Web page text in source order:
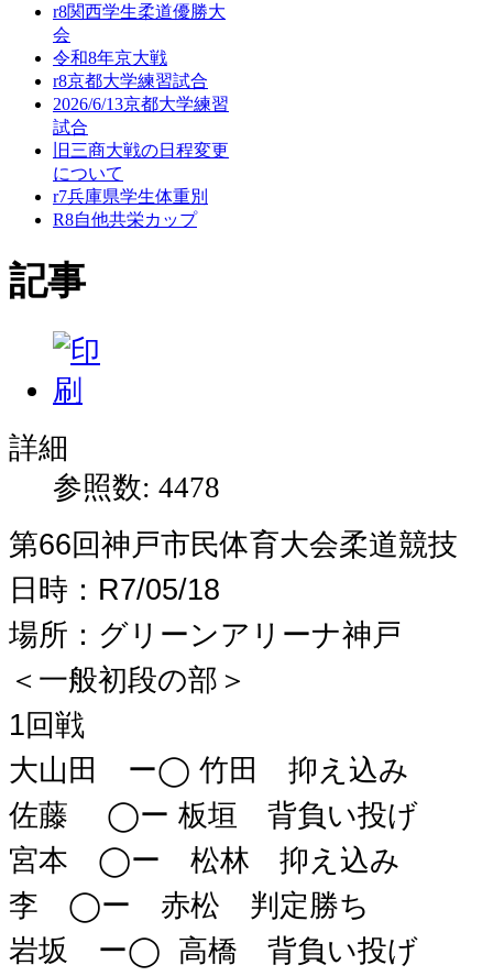
r8関西学生柔道優勝大
会
令和8年京大戦
r8京都大学練習試合
2026/6/13京都大学練習
試合
旧三商大戦の日程変更
について
r7兵庫県学生体重別
R8自他共栄カップ
記事
詳細
参照数: 4478
第66回神戸市民体育大会柔道競技
日時：R7/05/18
場所：グリーンアリーナ神戸
＜一般初段の部＞
1回戦
大山田 ー◯ 竹田 抑え込み
佐藤 ◯ー 板垣 背負い投げ
宮本 ◯ー 松林 抑え込み
李 ◯ー 赤松 判定勝ち
岩坂 ー◯ 高橋 背負い投げ